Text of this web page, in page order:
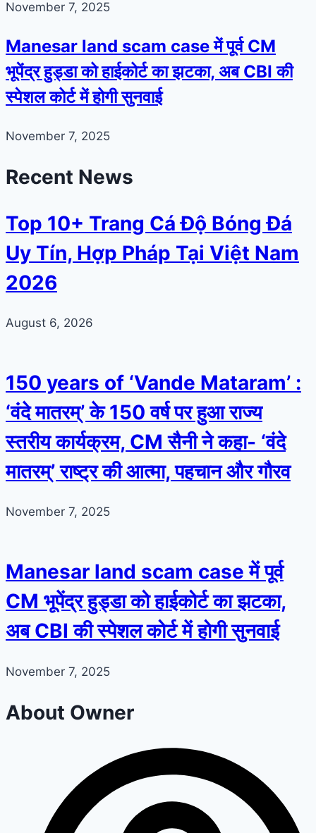
November 7, 2025
Manesar land scam case में पूर्व CM
भूपेंद्र हुड्डा को हाईकोर्ट का झटका, अब CBI की
स्पेशल कोर्ट में होगी सुनवाई
November 7, 2025
Recent News
Top 10+ Trang Cá Độ Bóng Đá
Uy Tín, Hợp Pháp Tại Việt Nam
2026
August 6, 2026
150 years of ‘Vande Mataram’ :
‘वंदे मातरम्’ के 150 वर्ष पर हुआ राज्य
स्तरीय कार्यक्रम, CM सैनी ने कहा- ‘वंदे
मातरम्’ राष्ट्र की आत्मा, पहचान और गौरव
November 7, 2025
Manesar land scam case में पूर्व
CM भूपेंद्र हुड्डा को हाईकोर्ट का झटका,
अब CBI की स्पेशल कोर्ट में होगी सुनवाई
November 7, 2025
About Owner